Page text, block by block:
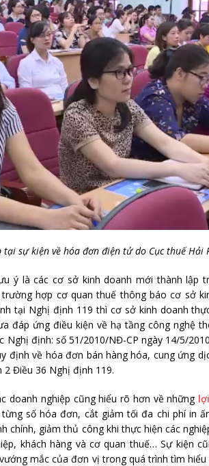
sự kiện về hóa đơn điện tử do Cục thuế Hải
ý là các cơ sở kinh doanh mới thành lập
hợp cơ quan thuế thông báo cơ sở
tại Nghị định 119 thì cơ sở kinh doanh
đáp ứng điều kiện về hạ tầng công nghệ
định: số 51/2010/NĐ-CP ngày 14/5/
định về hóa đơn bán hàng hóa, cung ứng
2 Điều 36 Nghị định 119.
doanh nghiệp cũng hiểu rõ hơn về những
số hóa đơn, cắt giảm tối đa chi phí in
chính, giảm thủ công khi thực hiện các
khách hàng và cơ quan thuế… Sự kiện
mắc của đơn vị trong quá trình tìm